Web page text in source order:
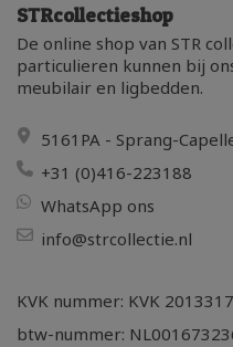
STRcollectieshop
De online shop van STR
particulieren kunnen bij
meubilair en ligbedden.
5161PA - Sprang-
+31 (0)416-223188
WhatsApp ons
info@strcollectie.nl
KVK nummer: KVK
btw-nummer: